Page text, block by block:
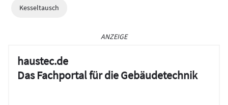
Kesseltausch
ANZEIGE
haustec.de
Das Fachportal für die Gebäudetechnik